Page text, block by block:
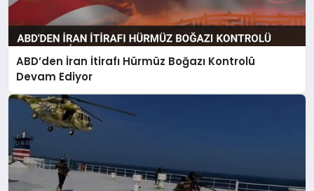
ABD’den İran İtirafı Hürmüz Boğazı Kontrolü
Devam Ediyor